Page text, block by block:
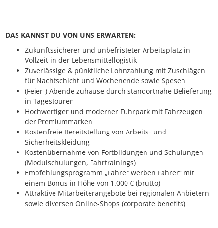
DAS KANNST DU VON UNS ERWARTEN:
Zukunftssicherer und unbefristeter Arbeitsplatz in
Vollzeit in der Lebensmittellogistik
Zuverlässige & pünktliche Lohnzahlung mit Zuschlägen
für Nachtschicht und Wochenende sowie Spesen
(Feier-) Abende zuhause durch standortnahe Belieferung
in Tagestouren
Hochwertiger und moderner Fuhrpark mit Fahrzeugen
der Premiummarken
Kostenfreie Bereitstellung von Arbeits- und
Sicherheitskleidung
Kostenübernahme von Fortbildungen und Schulungen
(Modulschulungen, Fahrtrainings)
Empfehlungsprogramm „Fahrer werben Fahrer“ mit
einem Bonus in Höhe von 1.000 € (brutto)
Attraktive Mitarbeiterangebote bei regionalen Anbietern
sowie diversen Online-Shops (corporate benefits)